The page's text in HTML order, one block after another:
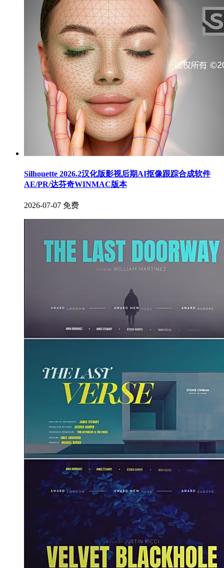
Silhouette 2026.2汉化版影视后期AI抠像跟踪合成软件
AE/PR/达芬奇WINMAC版本
2026-07-07 免费